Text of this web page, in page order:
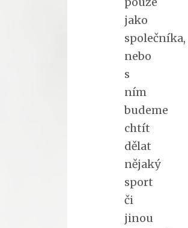
jako
společníka,
nebo
s
ním
budeme
chtít
dělat
nějaký
sport
či
jinou